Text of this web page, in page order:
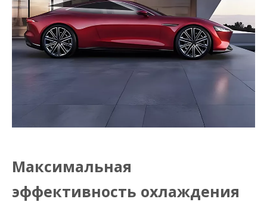
Максимальная
эффективность охлаждения